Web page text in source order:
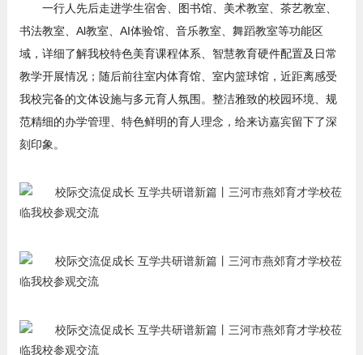
一行人先后走进学生宿舍、图书馆、美术教室、茶艺教室、
书法教室、Al教室、AI体验馆、音乐教室、舞蹈教室等功能区
域，详细了解我校特色美育课程体系、智慧教育硬件配置及日常
教学开展情况；随后前往室内体育馆、室内篮球馆，近距离感受
我校完备的文体设施与多元育人氛围。整洁雅致的校园环境、规
范精细的办学管理、特色鲜明的育人理念，给来访嘉宾留下了深
刻印象。